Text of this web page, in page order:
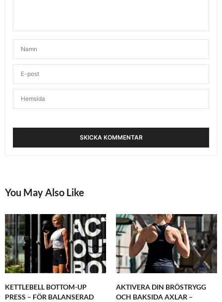
You May Also Like
KETTLEBELL BOTTOM-UP
PRESS – FÖR BALANSERAD
AKTIVERA DIN BRÖSTRYGG
OCH BAKSIDA AXLAR –